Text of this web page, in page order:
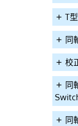
T
同
校
同
同